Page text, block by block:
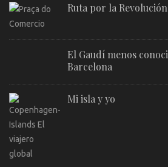
Ruta por la
El Gaudí menos
Barcelona
Mi isla y yo